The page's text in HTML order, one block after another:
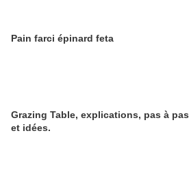
Pain farci épinard feta
Grazing Table, explications, pas à pas
et idées.